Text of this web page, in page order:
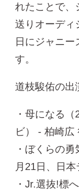
れたことで、
送りオーディ
日にジャニー
す。
道枝駿佑の出
・母になる
ビ） - 柏崎広
・ぼくらの
月21日、日
・Jr.選抜!標